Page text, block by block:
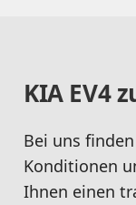
KIA EV4
Bei uns
Konditionen
Ihnen einen